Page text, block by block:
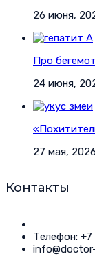
26 июня,
Про
24 июня,
27 мая, 2026
Контакты
Телефон: